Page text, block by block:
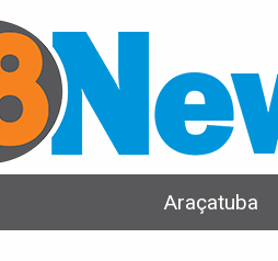
Araçatuba